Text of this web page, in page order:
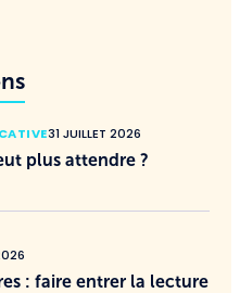
31 JUILLET 2026
plus attendre ?
: faire entrer la lecture